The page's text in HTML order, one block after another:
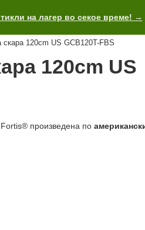
на лагер во секое време! →
скара 120cm US GCB120T-FBS
120cm US
произведенa по